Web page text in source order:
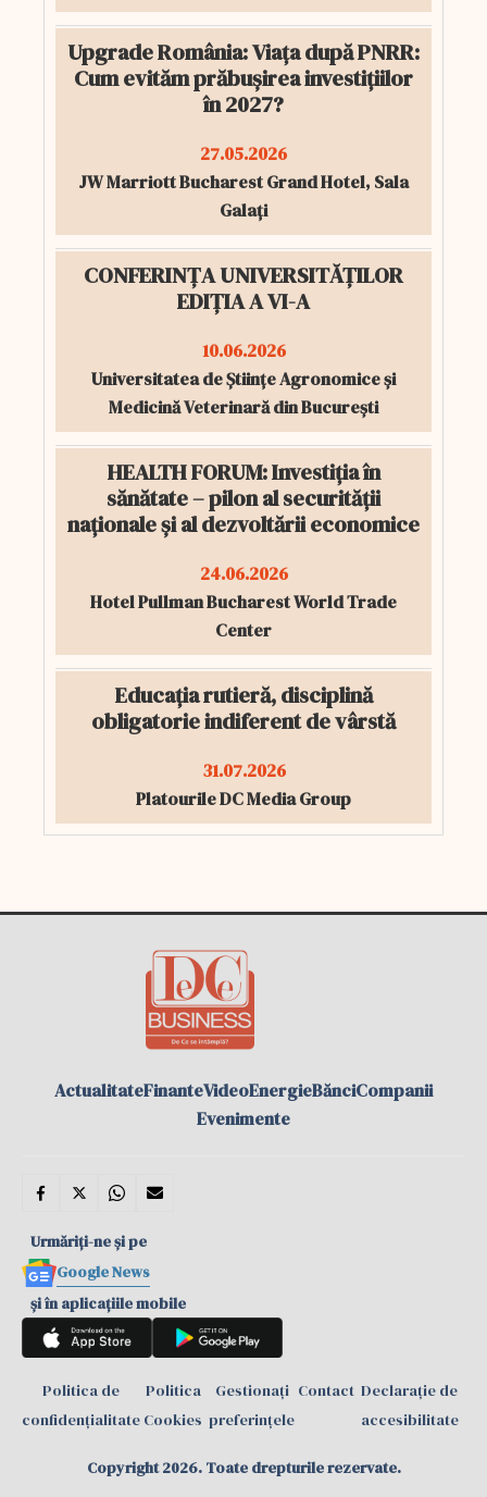
Upgrade România: Viața după PNRR:
Cum evităm prăbușirea investițiilor
în 2027?
27.05.2026
JW Marriott Bucharest Grand Hotel, Sala
Galați
CONFERINȚA UNIVERSITĂȚILOR
EDIȚIA A VI-A
10.06.2026
Universitatea de Științe Agronomice și
Medicină Veterinară din București
HEALTH FORUM: Investiția în
sănătate – pilon al securității
naționale și al dezvoltării economice
24.06.2026
Hotel Pullman Bucharest World Trade
Center
Educația rutieră, disciplină
obligatorie indiferent de vârstă
31.07.2026
Platourile DC Media Group
ActualitateFinanteVideoEnergieBănciCompanii
Evenimente
Urmăriți-ne și pe
Google News
și în aplicațiile mobile
Politica de
confidențialitate
Politica
Cookies
Gestionați
preferințele
Contact Declarație de
accesibilitate
Copyright 2026. Toate drepturile rezervate.